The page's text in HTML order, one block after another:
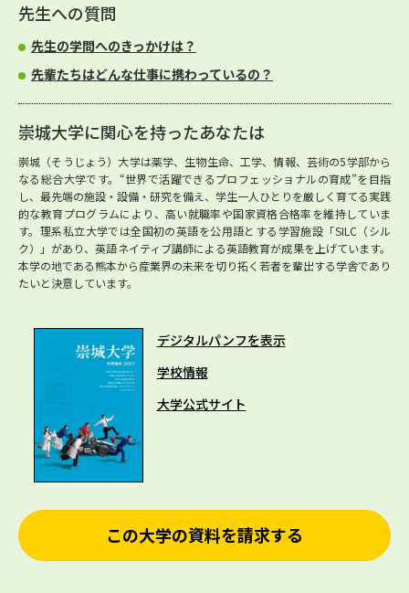
先生への質問
先生の学問へのきっかけは？
先輩たちはどんな仕事に携わっているの？
崇城大学に関心を持ったあなたは
崇城（そうじょう）大学は薬学、生物生命、工学、情報、芸術の5学部から
なる総合大学です。“世界で活躍できるプロフェッショナルの育成”を目指
し、最先端の施設・設備・研究を備え、学生一人ひとりを厳しく育てる実践
的な教育プログラムにより、高い就職率や国家資格合格率を維持していま
す。理系私立大学では全国初の英語を公用語とする学習施設「SILC（シル
ク）」があり、英語ネイティブ講師による英語教育が成果を上げています。
本学の地である熊本から産業界の未来を切り拓く若者を輩出する学舎であり
たいと決意しています。
デジタルパンフを表示
学校情報
大学公式サイト
この大学の資料を請求する